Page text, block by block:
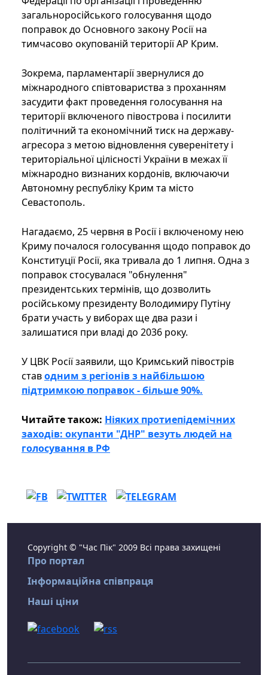
загальноросійського голосування щодо
поправок до Основного закону Росії на
тимчасово окупованій території АР Крим.
Зокрема, парламентарії звернулися до
міжнародного співтовариства з проханням
засудити факт проведення голосування на
території включеного півострова і посилити
політичний та економічний тиск на державу-
агресора з метою відновлення суверенітету і
територіальної цілісності України в межах її
міжнародно визнаних кордонів, включаючи
Автономну республіку Крим та місто
Севастополь.
Нагадаємо, 25 червня в Росії і включеному нею
Криму почалося голосування щодо поправок до
Конституції Росії, яка тривала до 1 липня. Одна з
поправок стосувалася "обнулення"
президентських термінів, що дозволить
російському президенту Володимиру Путіну
брати участь у виборах ще два рази і
залишатися при владі до 2036 року.
У ЦВК Росії заявили, що Кримський півострів
ставодним з регіонів з найбільшою
підтримкою поправок - більше 90%.
Читайте також: Ніяких протиепідемічних
заходів: окупанти "ДНР" везуть людей на
голосування в РФ
Copyright © "Час Пік" 2009 Всі права захищені
Про портал
Інформаційна співпраця
Наші ціни